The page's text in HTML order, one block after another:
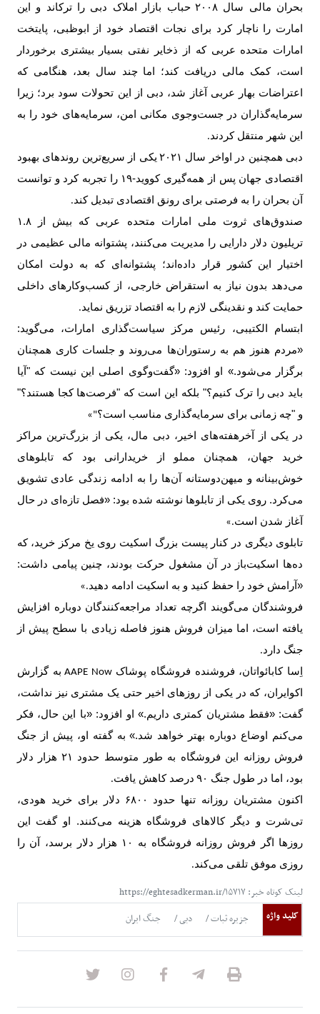
بحران مالی سال ۲۰۰۸ حباب بازار املاک دبی را ترکاند و این
امارت را ناچار کرد برای نجات اقتصاد خود از ابوظبی، پایتخت
امارات متحده عربی که از ذخایر نفتی بسیار بیشتری برخوردار
است، کمک مالی دریافت کند؛ اما چند سال بعد، هنگامی که
اعتراضات بهار عربی آغاز شد، دبی از این تحولات سود برد؛ زیرا
سرمایه‌گذاران در جست‌وجوی مکانی امن، سرمایه‌های خود را به
این شهر منتقل کردند.
دبی همچنین در اواخر سال ۲۰۲۱ یکی از سریع‌ترین روندهای بهبود
اقتصادی جهان پس از همه‌گیری کووید-۱۹ را تجربه کرد و توانست
آن بحران را به فرصتی برای رونق اقتصادی تبدیل کند.
صندوق‌های ثروت ملی امارات متحده عربی که بیش از ۱.۸
تریلیون دلار دارایی را مدیریت می‌کنند، پشتوانه مالی عظیمی در
اختیار این کشور قرار داده‌اند؛ پشتوانه‌ای که به دولت امکان
می‌دهد بدون نیاز به استقراض خارجی، از کسب‌وکارهای داخلی
حمایت کند و نقدینگی لازم را به اقتصاد تزریق نماید.
ابتسام الکتیبی، رئیس مرکز سیاست‌گذاری امارات، می‌گوید:
«مردم هنوز هم به رستوران‌ها می‌روند و جلسات کاری همچنان
برگزار می‌شود.» او افزود: «گفت‌وگوی اصلی این نیست که "آیا
باید دبی را ترک کنیم؟" بلکه این است که "فرصت‌ها کجا هستند؟"
و "چه زمانی برای سرمایه‌گذاری مناسب است؟"»
در یکی از آخرهفته‌های اخیر، دبی مال، یکی از بزرگ‌ترین مراکز
خرید جهان، همچنان مملو از خریدارانی بود که تابلوهای
خوش‌بینانه و میهن‌دوستانه آن‌ها را به ادامه زندگی عادی تشویق
می‌کرد. روی یکی از تابلوها نوشته شده بود: «فصل تازه‌ای در حال
آغاز شدن است.»
تابلوی دیگری در کنار پیست بزرگ اسکیت روی یخ مرکز خرید، که
ده‌ها اسکیت‌باز در آن مشغول حرکت بودند، چنین پیامی داشت:
«آرامش خود را حفظ کنید و به اسکیت ادامه دهید.»
فروشندگان می‌گویند اگرچه تعداد مراجعه‌کنندگان دوباره افزایش
یافته است، اما میزان فروش هنوز فاصله زیادی با سطح پیش از
جنگ دارد.
اِسا کابائواتان، فروشنده فروشگاه پوشاک
به گزارش
اکوایران، که در یکی از روزهای اخیر حتی یک مشتری نیز نداشت،
گفت: «فقط مشتریان کمتری داریم.» او افزود: «با این حال، فکر
می‌کنم اوضاع دوباره بهتر خواهد شد.» به گفته او، پیش از جنگ
فروش روزانه این فروشگاه به طور متوسط حدود ۲۱ هزار دلار
بود، اما در طول جنگ ۹۰ درصد کاهش یافت.
اکنون مشتریان روزانه تنها حدود ۶۸۰۰
دلار برای خرید هودی،
تی‌شرت و دیگر کالاهای فروشگاه هزینه می‌کنند. او گفت این
روزها اگر فروش روزانه فروشگاه به
۱۰ هزار دلار برسد، آن را
روزی موفق تلقی می‌کند.
لینک کوتاه خبر: https://eghtesadkerman.ir/۱۵۷۱۷
کلید واژه
جزیره ثبات دبی جنگ ایران